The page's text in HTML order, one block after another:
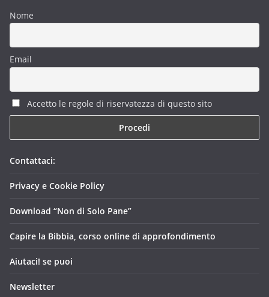
Nome
Email
Accetto le regole di riservatezza di questo sito
Contattaci:
Privacy e Cookie Policy
Download “Non di Solo Pane”
Capire la Bibbia, corso online di approfondimento
Aiutaci! se puoi
Newsletter